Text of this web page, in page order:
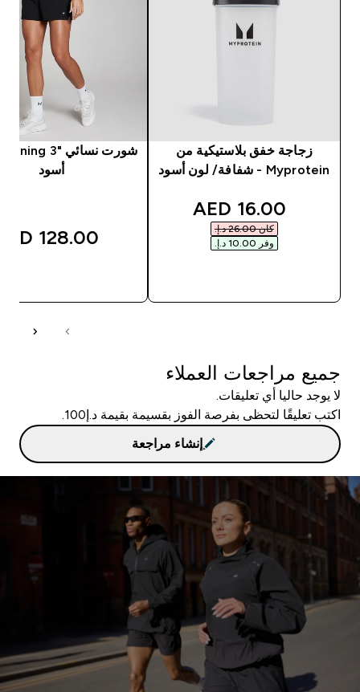
زجاجة خفق بلاستيكية من
Myprotein - شفافة/ لون أسود
discounted price
16.00 AED‎
كان ‏26.00 د.إ.‏‎
وفر ‏10.00 د.إ.‏‎
أسود
128.00 AED‎
جميع مراجعات العملاء
لا يوجد حاليا أي تعليقات.
اكتب تعليقًا لتحظى بفرصة الفوز بقسيمة بقيمة د.إ100.
إنشاء مراجعة